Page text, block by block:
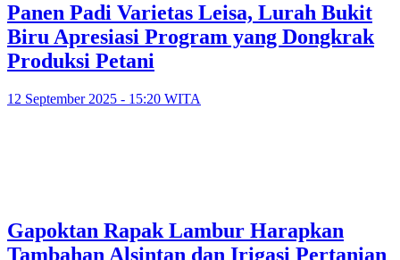
Panen Padi Varietas Leisa, Lurah Bukit
Biru Apresiasi Program yang Dongkrak
Produksi Petani
12 September 2025 - 15:20 WITA
Gapoktan Rapak Lambur Harapkan
Tambahan Alsintan dan Irigasi Pertanian